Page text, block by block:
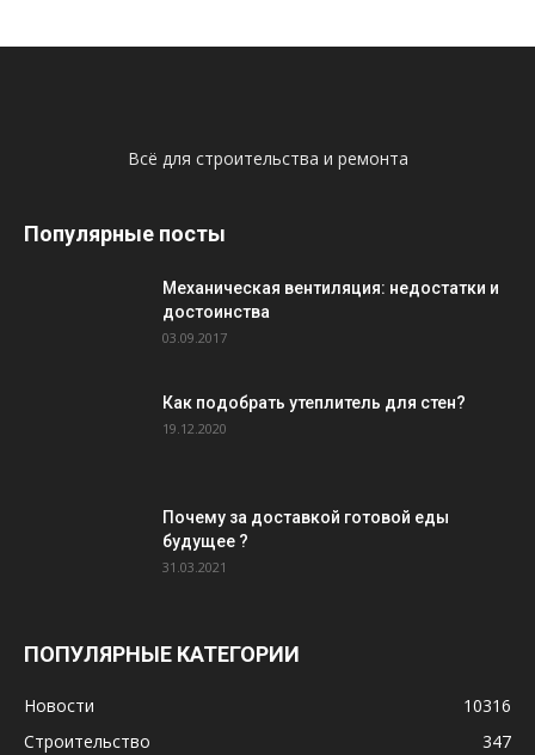
Всё для строительства и ремонта
Популярные посты
Механическая вентиляция: недостатки и
достоинства
03.09.2017
Как подобрать утеплитель для стен?
19.12.2020
Почему за доставкой готовой еды
будущее ?
31.03.2021
ПОПУЛЯРНЫЕ КАТЕГОРИИ
Новости
10316
Строительство
347